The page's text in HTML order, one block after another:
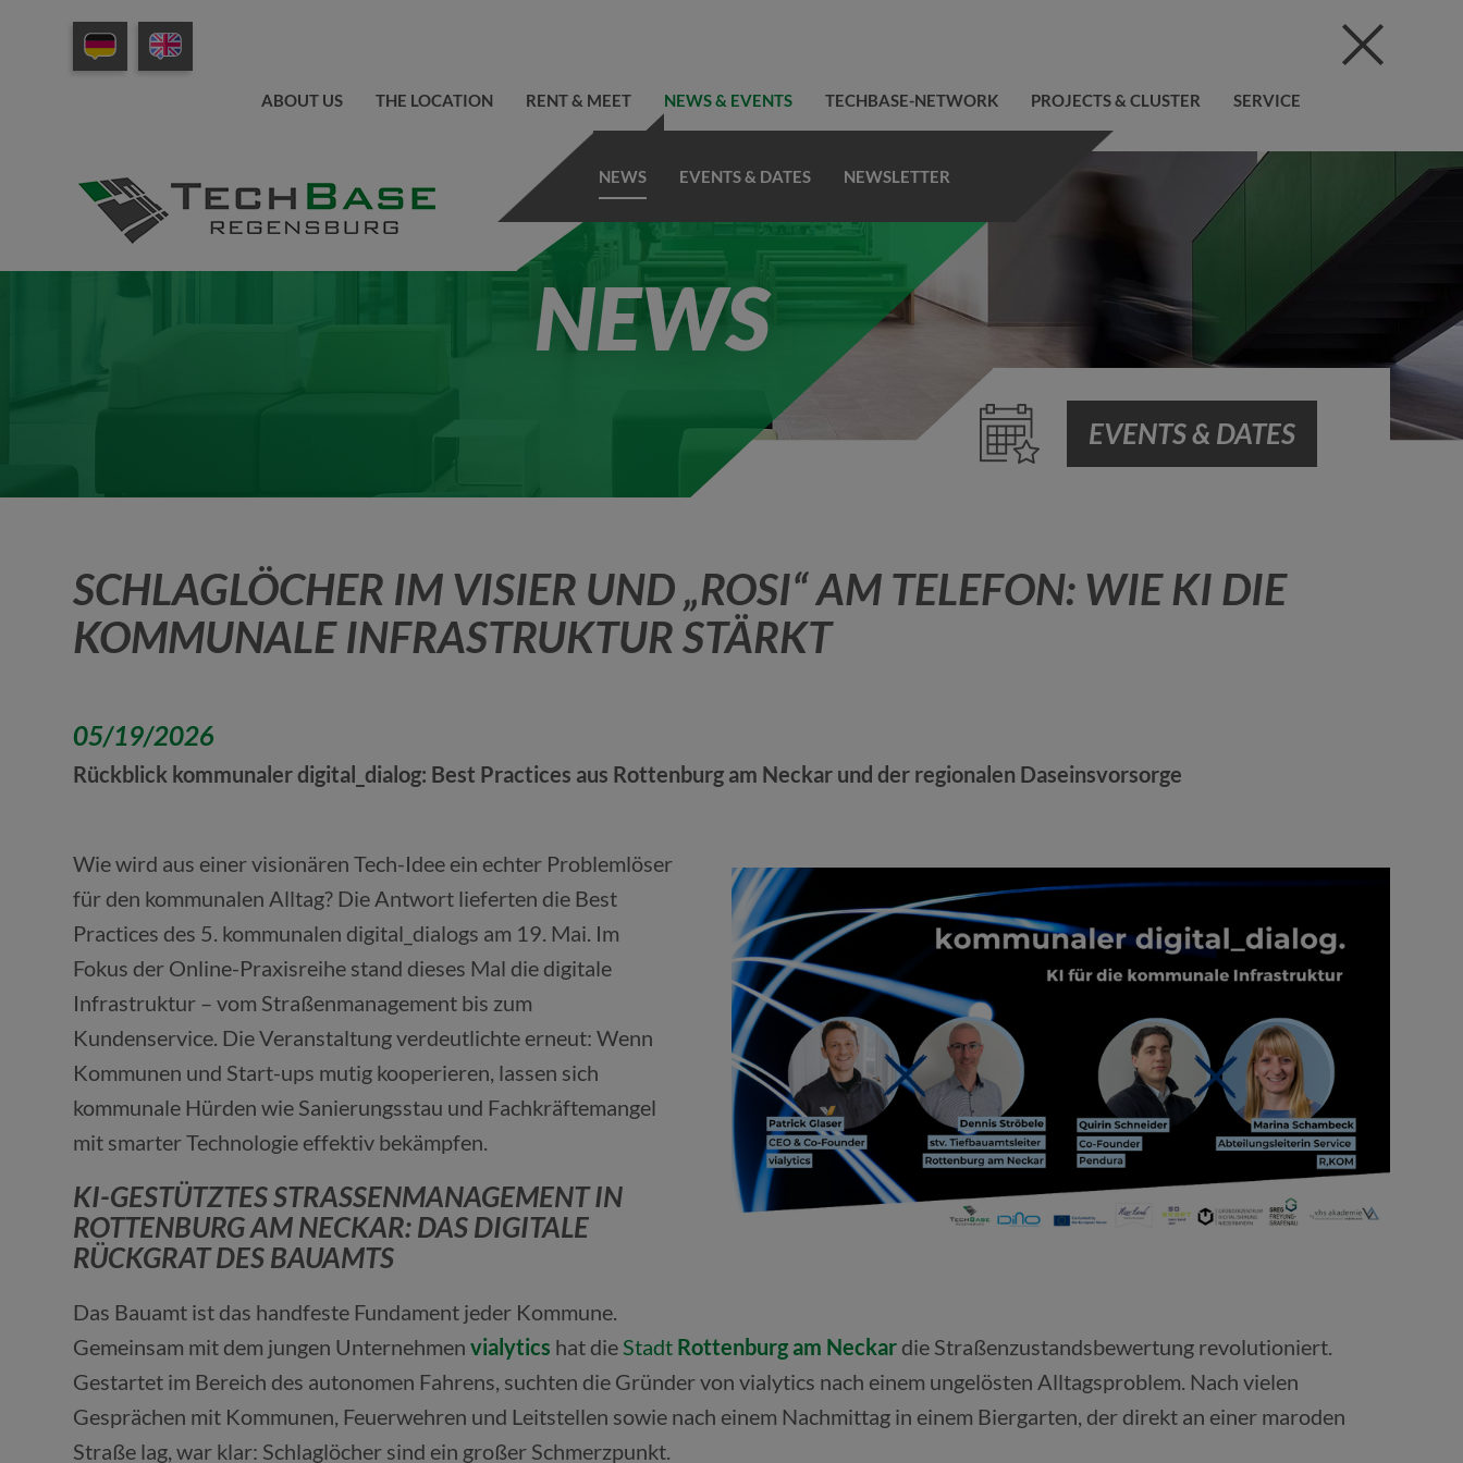
ABOUT US THE LOCATION RENT & MEET NEWS & EVENTS
NEWS EVENTS & DATES NEWSLETTER
TECHBASE-NETWORK PROJECTS & CLUSTER SERVICE
NEWS
EVENTS & DATES
SCHLAGLÖCHER IM VISIER UND „ROSI“ AM TELEFON: WIE KI DIE
KOMMUNALE INFRASTRUKTUR STÄRKT
05/19/2026
Rückblick kommunaler digital_dialog: Best Practices aus Rottenburg am Neckar und der regionalen Daseinsvorsorge
Wie wird aus einer visionären Tech-Idee ein echter Problemlöser
für den kommunalen Alltag? Die Antwort lieferten die Best
Practices des 5. kommunalen digital_dialogs am 19. Mai. Im
Fokus der Online-Praxisreihe stand dieses Mal die digitale
Infrastruktur – vom Straßenmanagement bis zum
Kundenservice. Die Veranstaltung verdeutlichte erneut: Wenn
Kommunen und Start-ups mutig kooperieren, lassen sich
kommunale Hürden wie Sanierungsstau und Fachkräftemangel
mit smarter Technologie effektiv bekämpfen.
KI-GESTÜTZTES STRASSENMANAGEMENT IN R
OTTENBURG AM NECKAR: DAS DIGITALE R
ÜCKGRAT DES BAUAMTS
Das Bauamt ist das handfeste Fundament jeder Kommune.
Gemeinsam mit dem jungen Unternehmenvialytics hat die Stadt Rottenburg am Neckar die Straßenzustandsbewertung revolutioniert.
Gestartet im Bereich des autonomen Fahrens, suchten die Gründer von vialytics nach einem ungelösten Alltagsproblem. Nach vielen
Gesprächen mit Kommunen, Feuerwehren und Leitstellen sowie nach einem Nachmittag in einem Biergarten, der direkt an einer maroden
Straße lag, war klar: Schlaglöcher sind ein großer Schmerzpunkt.